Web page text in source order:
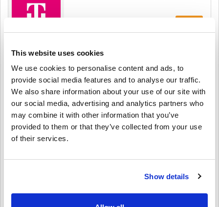
This website uses cookies
We use cookies to personalise content and ads, to
provide social media features and to analyse our traffic.
We also share information about your use of our site with
our social media, advertising and analytics partners who
may combine it with other information that you’ve
provided to them or that they’ve collected from your use
of their services.
Show details
Cash & Go 45 EUR Direct Top Up Germany
$ 53,95
Cash & Go 75 EUR Direct Top Up Germany
Cash & Go 100 EUR Direct Top Up Germany